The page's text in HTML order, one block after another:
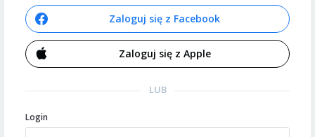
Zaloguj się z Facebook
Zaloguj się z Apple
LUB
Login